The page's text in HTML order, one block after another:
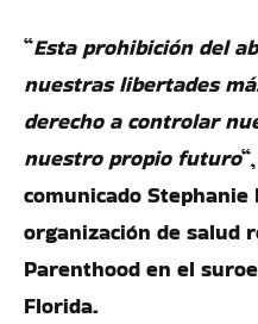
“Esta prohibición del
nuestras libertades
derecho a controlar
nuestro propio futuro
comunicado
organización de salud
Parenthood en el
Florida.